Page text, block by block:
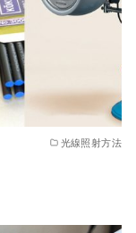
光線照射方法